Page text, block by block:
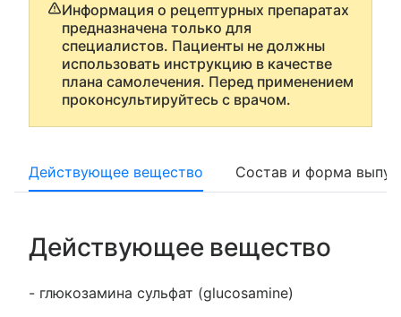
Информация о рецептурных препаратах
предназначена только для
специалистов. Пациенты не должны
использовать инструкцию в качестве
плана самолечения. Перед применением
проконсультируйтесь с врачом.
Действующее вещество Состав и форма
Действующее вещество
- глюкозамина сульфат (glucosamine)